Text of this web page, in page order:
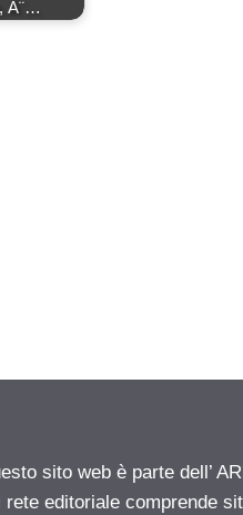
Ã¨…
sito web è parte dell’
rete editoriale comprende